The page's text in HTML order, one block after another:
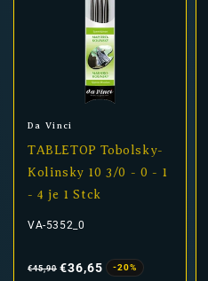
Anbieter:
Da Vinci
TABLETOP Tobolsky-
Kolinsky 10 3/0 - 0 - 1
- 4 je 1 Stck
VA-5352_0
Preis
€45,90 €36,65
-20%